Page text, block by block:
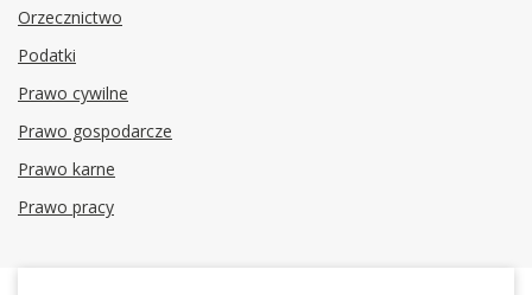
Orzecznictwo
Podatki
Prawo cywilne
Prawo gospodarcze
Prawo karne
Prawo pracy